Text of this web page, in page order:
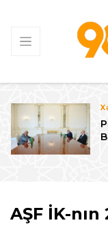
AŞF İK-